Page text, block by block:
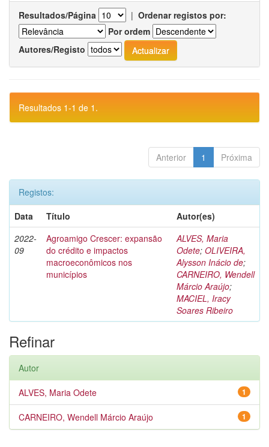
Resultados/Página | Ordenar registos por:
Por ordem
Autores/Registo
Resultados 1-1 de 1.
Anterior 1 Próxima
Registos:
Data
Título
Autor(es)
2022-
09
Agroamigo Crescer: expansão
do crédito e impactos
macroeconômicos nos
municípios
ALVES, Maria
Odete; OLIVEIRA,
Alysson Inácio de;
CARNEIRO, Wendell
Márcio Araújo;
MACIEL, Iracy
Soares Ribeiro
Refinar
Autor
1
ALVES, Maria Odete
1
CARNEIRO, Wendell Márcio Araújo